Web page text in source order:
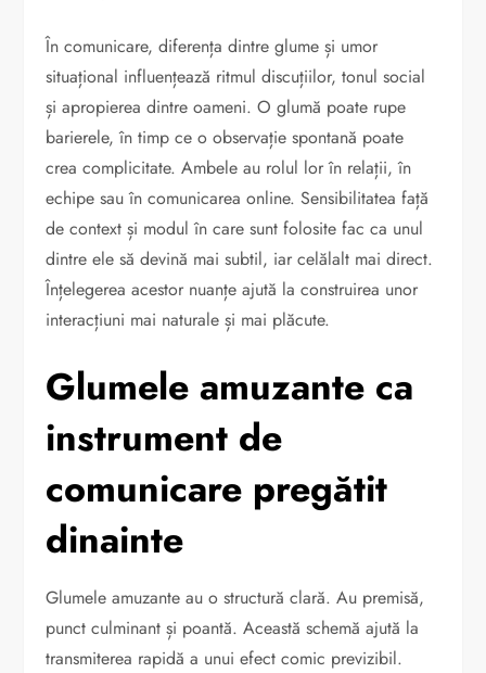
În comunicare, diferența dintre glume și umor
situațional influențează ritmul discuțiilor, tonul social
și apropierea dintre oameni. O glumă poate rupe
barierele, în timp ce o observație spontană poate
crea complicitate. Ambele au rolul lor în relații, în
echipe sau în comunicarea online. Sensibilitatea față
de context și modul în care sunt folosite fac ca unul
dintre ele să devină mai subtil, iar celălalt mai direct.
Înțelegerea acestor nuanțe ajută la construirea unor
interacțiuni mai naturale și mai plăcute.
Glumele amuzante ca
instrument de
comunicare pregătit
dinainte
Glumele amuzante au o structură clară. Au premisă,
punct culminant și poantă. Această schemă ajută la
transmiterea rapidă a unui efect comic previzibil.